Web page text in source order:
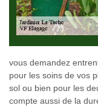
vous demandez
pour les soins de vos
sol ou bien pour les
compte aussi de la